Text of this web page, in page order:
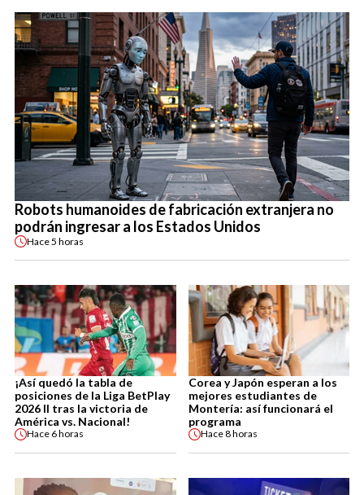
Robots humanoides de fabricación extranjera no
podrán ingresar a los Estados Unidos
Hace5 horas
¡Así quedó la tabla de
posiciones de la Liga BetPlay
2026 II tras la victoria de
América vs. Nacional!
Hace 6 horas
Corea y Japón esperan a los
mejores estudiantes de
Montería: así funcionará el
programa
Hace8 horas